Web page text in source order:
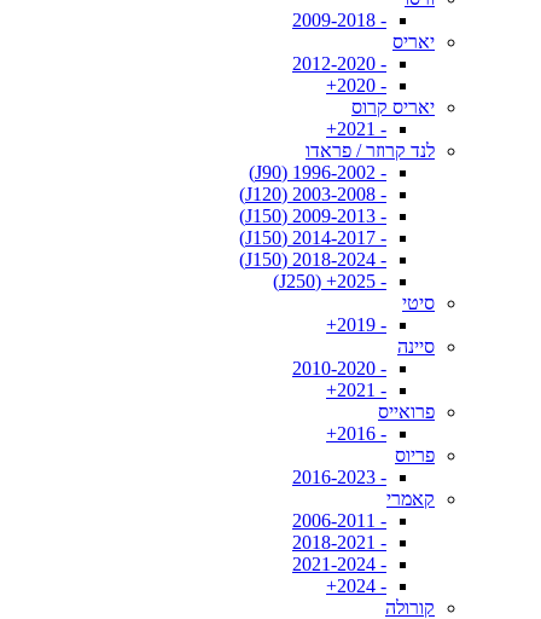
- 2009-2018
יאריס
- 2012-2020
- 2020+
יאריס קרוס
- 2021+
לנד קרוזר / פראדו
- 1996-2002 (J90)
- 2003-2008 (J120)
- 2009-2013 (J150)
- 2014-2017 (J150)
- 2018-2024 (J150)
- 2025+ (J250)
סיטי
- 2019+
סיינה
- 2010-2020
- 2021+
פרואייס
- 2016+
פריוס
- 2016-2023
קאמרי
- 2006-2011
- 2018-2021
- 2021-2024
- 2024+
קורולה